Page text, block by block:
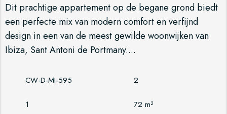
Dit prachtige appartement op de begane grond biedt
een perfecte mix van modern comfort en verfijnd
design in een van de meest gewilde woonwijken van
Ibiza, Sant Antoni de Portmany....
CW-D-MI-595 2
1 72 m²